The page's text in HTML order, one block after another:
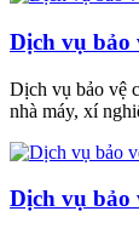
Dịch vụ bảo
Dịch vụ bảo vệ
nhà máy, xí
Dịch vụ bảo